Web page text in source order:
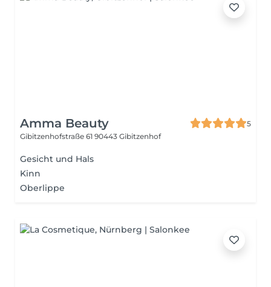
Amma Beauty
5
Gibitzenhofstraße 61 90443 Gibitzenhof
Gesicht und Hals
Kinn
Oberlippe